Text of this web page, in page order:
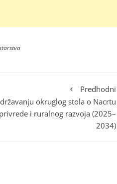
Predhodni
okruglog stola o Nacrtu
i ruralnog razvoja (2025–
2034)